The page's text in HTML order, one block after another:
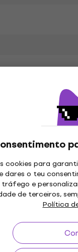
cookies para
dares o teu
tráfego e
de terceiros,
Política